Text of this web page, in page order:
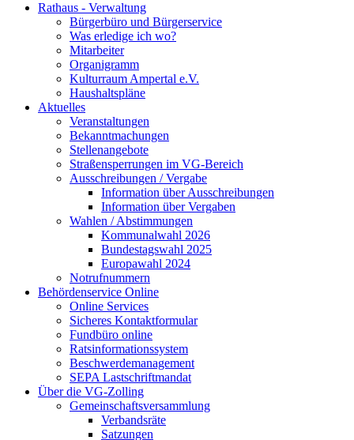
Rathaus - Verwaltung
Bürgerbüro und Bürgerservice
Was erledige ich wo?
Mitarbeiter
Organigramm
Kulturraum Ampertal e.V.
Haushaltspläne
Aktuelles
Veranstaltungen
Bekanntmachungen
Stellenangebote
Straßensperrungen im VG-Bereich
Ausschreibungen / Vergabe
Information über Ausschreibungen
Information über Vergaben
Wahlen / Abstimmungen
Kommunalwahl 2026
Bundestagswahl 2025
Europawahl 2024
Notrufnummern
Behördenservice Online
Online Services
Sicheres Kontaktformular
Fundbüro online
Ratsinformationssystem
Beschwerdemanagement
SEPA Lastschriftmandat
Über die VG-Zolling
Gemeinschaftsversammlung
Verbandsräte
Satzungen